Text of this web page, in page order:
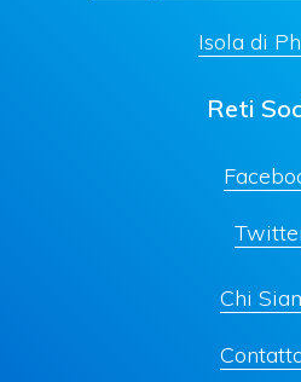
Isola di
Reti
Chi